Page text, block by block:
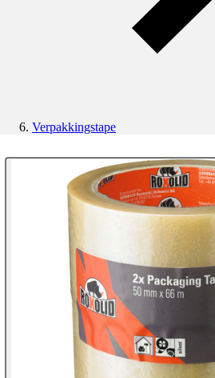
Verpakkingstape